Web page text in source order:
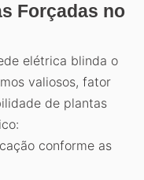
Forçadas no
elétrica blinda o
valiosos, fator
de plantas
conforme as